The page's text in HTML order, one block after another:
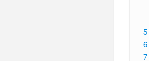
5
6
7